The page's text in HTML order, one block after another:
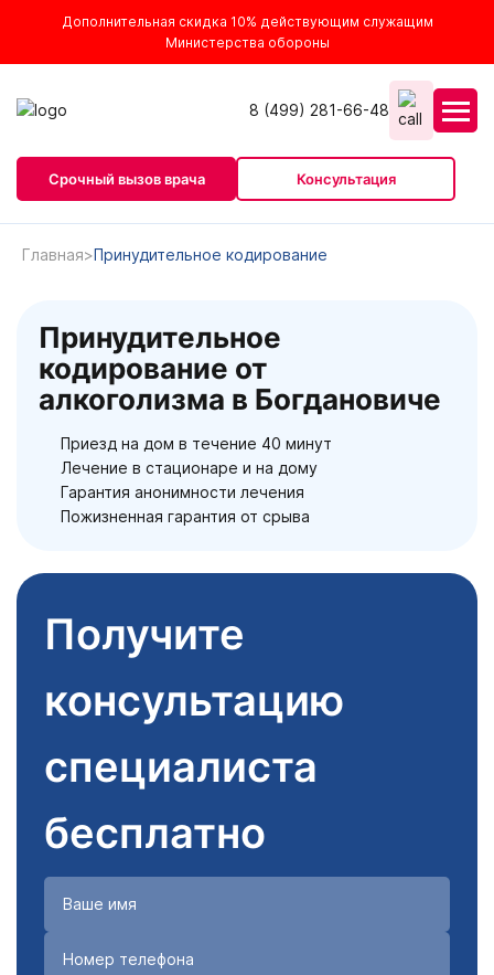
Дополнительная скидка 10% действующим служащим
Министерства обороны
8 (499) 281-66-48
Срочный вызов врача Консультация
Главная Принудительное кодирование
Принудительное
кодирование от
алкоголизма в Богдановиче
Приезд на дом в течение 40 минут
Лечение в стационаре и на дому
Гарантия анонимности лечения
Пожизненная гарантия от срыва
Получите
консультацию
специалиста
бесплатно